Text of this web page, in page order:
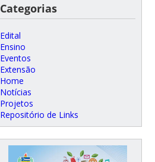
Categorias
Edital
Ensino
Eventos
Extensão
Home
Notícias
Projetos
Repositório de Links